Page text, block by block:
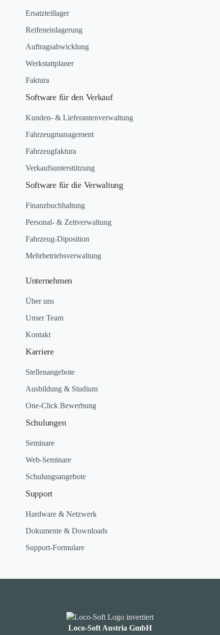
Ersatzteillager
Reifeneinlagerung
Auftragsabwicklung
Werkstattplaner
Faktura
Software für den Verkauf
Kunden- & Lieferantenverwaltung
Fahrzeugmanagement
Fahrzeugfaktura
Verkaufsunterstützung
Software für die Verwaltung
Finanzbuchhaltung
Personal- & Zeitverwaltung
Fahrzeug-Diposition
Mehrbetriebsverwaltung
Unternehmen
Über uns
Unser Team
Kontakt
Karriere
Stellenangebote
Ausbildung & Studium
One-Click Bewerbung
Schulungen
Seminare
Web-Seminare
Schulungsangebote
Support
Hardware & Netzwerk
Dokumente & Downloads
Support-Formulare
Loco-Soft Austria GmbH